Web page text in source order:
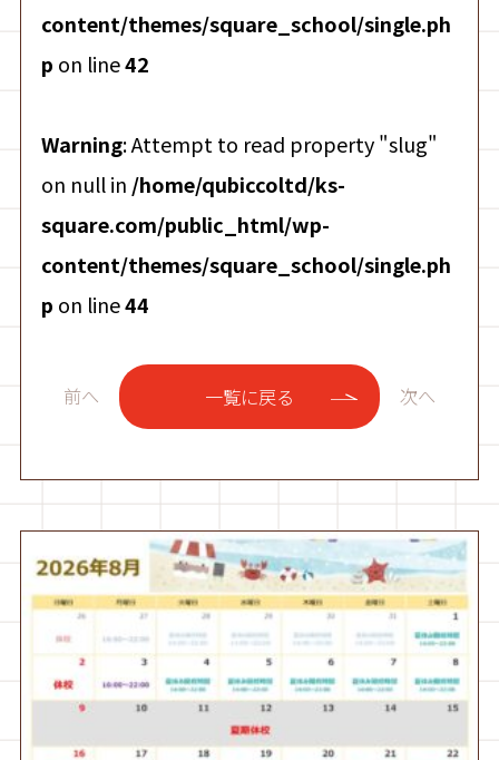
content/themes/square_school/single.ph
p on line42
Warning: Attempt to read property "slug"
on null in /home/qubiccoltd/ks-
square.com/public_html/wp-
content/themes/square_school/single.ph
p on line44
前へ 一覧に戻る 次へ